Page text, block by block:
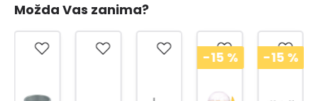
Možda Vas zanima?
-15 % -15 %